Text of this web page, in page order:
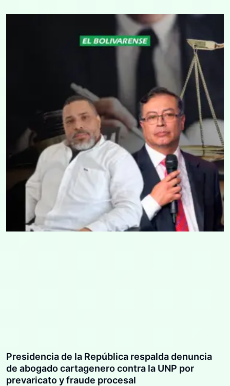
Presidencia de la República respalda denuncia
de abogado cartagenero contra la UNP por
prevaricato y fraude procesal